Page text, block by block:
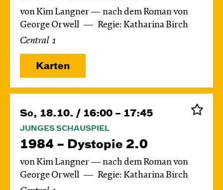
von Kim Langner — nach dem Roman von
George Orwell
Regie: Katharina Birch
Central 1
Karten
So, 18.10. / 16:00 – 17:45
JUNGES SCHAUSPIEL
1984 – Dystopie 2.0
von Kim Langner — nach dem Roman von
George Orwell
Regie: Katharina Birch